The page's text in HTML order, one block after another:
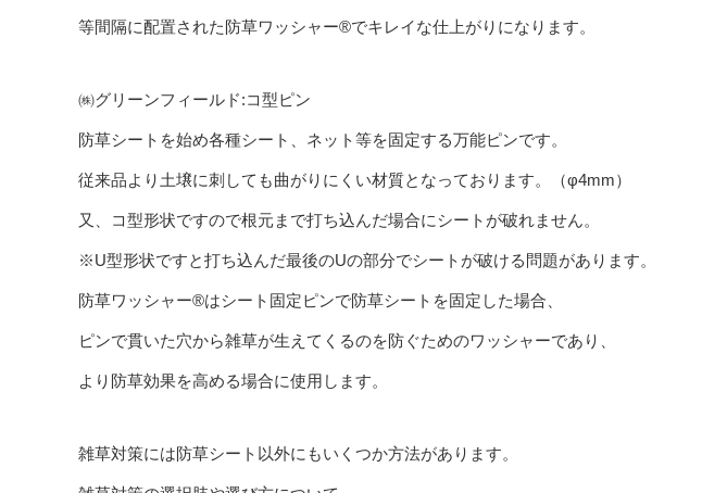
等間隔に配置された防草ワッシャー®でキレイな仕上がりになります。
㈱グリーンフィールド:コ型ピン
防草シートを始め各種シート、ネット等を固定する万能ピンです。
従来品より土壌に刺しても曲がりにくい材質となっております。（φ4mm）
又、コ型形状ですので根元まで打ち込んだ場合にシートが破れません。
※U型形状ですと打ち込んだ最後のUの部分でシートが破ける問題があります。
防草ワッシャー®はシート固定ピンで防草シートを固定した場合、
ピンで貫いた穴から雑草が生えてくるのを防ぐためのワッシャーであり、
より防草効果を高める場合に使用します。
雑草対策には防草シート以外にもいくつか方法があります。